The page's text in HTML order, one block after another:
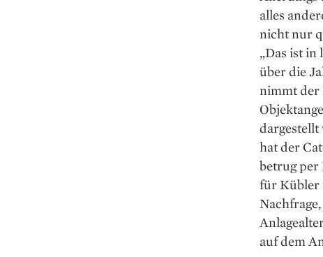
alles
nicht nur
„Das ist
über die
nimmt der
hat der
betrug per
für Kübler
auf dem